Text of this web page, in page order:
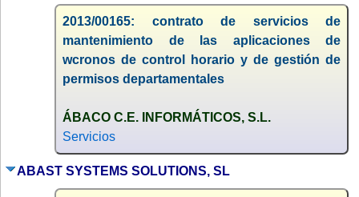
2013/00165: contrato de servicios de
mantenimiento de las aplicaciones de
wcronos de control horario y de gestión de
permisos departamentales
ÁBACO C.E. INFORMÁTICOS, S.L.
Servicios
ABAST SYSTEMS SOLUTIONS, SL